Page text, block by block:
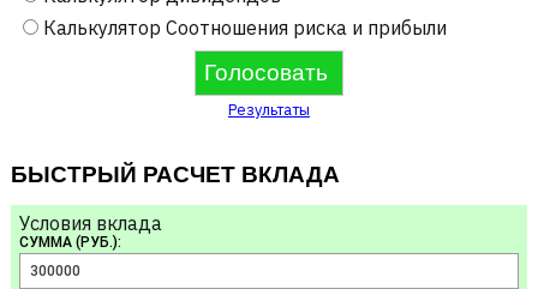
Калькулятор Соотношения риска и прибыли
Результаты
БЫСТРЫЙ РАСЧЕТ ВКЛАДА
Условия вклада
СУММА (РУБ.):